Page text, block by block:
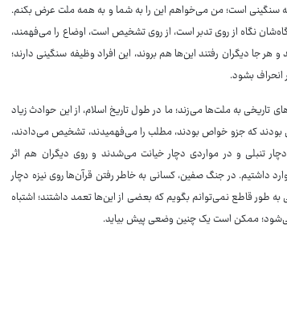
سنگینی است؛ من می‌خواهم این را به شما و به همه ملت عرض بکنم.
نگاه از روی تدبر است، از روی تشخیص است، اوضاع را می‌فهمند،
جا دیگران رفتند این‌ها هم بروند، این افراد وظیفه سنگینی دارند؛
بشود.
به ملت‌ها می‌زند؛ ما در طول تاریخ اسلام، از این حوادث زیاد
بودند که جزو خواص بودند، مطلب را می‌فهمیدند، تشخیص می‌دادند،
دچار تنبلی و در مواردی دچار خیانت می‌شدند و روی دیگران هم اثر
داشتیم. در جنگ صفین، کسانی به خاطر رفتن قرآن‌ها روی نیزه دچار
طور قاطع نمی‌توانم بگویم که بعضی از این‌ها تعمد داشتند؛ اشتباه
می‌شود؛ ممکن است یک چنین وضعی پیش بیاید.